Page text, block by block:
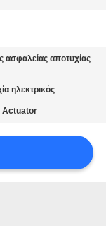
ασφαλείας αποτυχίας
ηλεκτρικός
Actuator